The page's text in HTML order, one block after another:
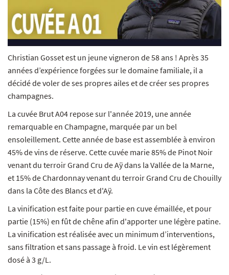
Christian Gosset est un jeune vigneron de 58 ans ! Après 35
années d’expérience forgées sur le domaine familiale, il a
décidé de voler de ses propres ailes et de créer ses propres
champagnes.
La cuvée Brut A04 repose sur l'année 2019, une année
remarquable en Champagne, marquée par un bel
ensoleillement. Cette année de base est assemblée à environ
45% de vins de réserve. Cette cuvée marie 85% de Pinot Noir
venant du terroir Grand Cru de Aÿ dans la Vallée de la Marne,
et 15% de Chardonnay venant du terroir Grand Cru de Chouilly
dans la Côte des Blancs et d'Aÿ.
La vinification est faite pour partie en cuve émaillée, et pour
partie (15%) en fût de chêne afin d'apporter une légère patine.
La vinification est réalisée avec un minimum d’interventions,
sans filtration et sans passage à froid. Le vin est légèrement
dosé à 3 g/L.